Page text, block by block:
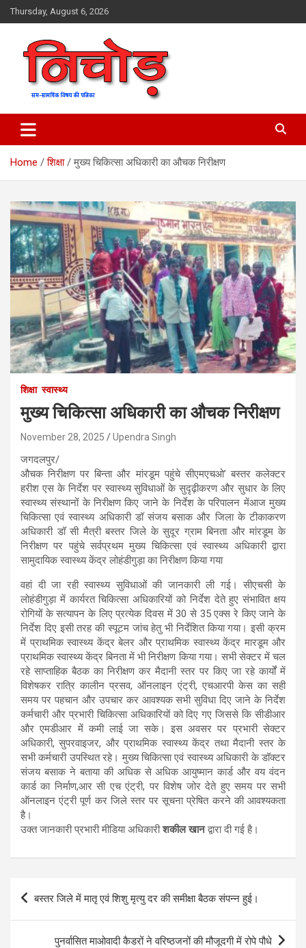
Skip
to
Thursday, August 6, 2026
Nichod
Home शिक्षा मुख्य चिकित्सा अधिकारी का औचक निरीक्षण
शिक्षा स्वास्थ्य
मुख्य चिकित्सा अधिकारी का औचक निरीक्षण
November 28, 2025 Upendra Singh
जगदलपुर/
औचक निरीक्षण पर बिन्ता और मांरडूम पहुंचे सीएमएचओ’ बस्तर कलेक्टर
हरीश एस के निर्देश पर स्वास्थ्य सुविधाओं के सुदृढ़ीकरण और सुधार के लिए
स्वास्थ्य संस्थानों के निरीक्षण किए जाने के निर्देश के परिपालन मेंआज मुख्य
चिकित्सा एवं स्वास्थ्य अधिकारी डॉ संजय बसाक और जिला के टीकाकरण
अधिकारी डॉ सी मैत्री बस्तर जिले के सुदूर ग्राम बिनता और मांरडूम के
निरीक्षण पर पहुंचे सर्वप्रथम मुख्य चिकित्सा एवं स्वास्थ्य अधिकारी द्वारा
सामुदायिक स्वास्थ्य केंद्र लोहंडीगुड़ा का निरीक्षण किया गया
वहां दी जा रही स्वास्थ्य सुविधाओं की जानकारी ली गई। सीएचसी के
लोहंडीगुड़ा में कार्यरत चिकित्सा अधिकारियों को निर्देश देते हुए संभावित क्षय
रोगियों के सत्यापन के लिए प्रत्येक दिवस में 30 से 35 एक्स रे किए जाने के
निर्देश दिए इसी तरह की स्पूटम जांच हेतु भी निर्देशित किया गया। इसी क्रम
में प्राथमिक स्वास्थ्य केंद्र बेलर और प्राथमिक स्वास्थ्य केंद्र मारडूम और
प्राथमिक स्वास्थ्य केंद्र बिनता में भी निरीक्षण किया गया। सभी सेक्टर में चल
रहे साप्ताहिक बैठक का निरीक्षण कर मैदानी स्तर पर किए जा रहे कार्यों में
विशेषकर रात्रि कालीन प्रसव, ऑनलाइन एंट्री, एचआरपी केस का सही
समय पर पहचान और उपचार कर आवश्यक सभी सुविधा दिए जाने के निर्देश
कर्मचारी और प्रभारी चिकित्सा अधिकारियों को दिए गए जिससे कि सीडीआर
और एमडीआर में कमी लाई जा सके। इस अवसर पर प्रभारी सेक्टर
अधिकारी, सुपरवाइजर, और प्राथमिक स्वास्थ्य केंद्र तथा मैदानी स्तर के
सभी कर्मचारी उपस्थित रहे। मुख्य चिकित्सा एवं स्वास्थ्य अधिकारी के डॉक्टर
संजय बसाक ने बताया की अधिक से अधिक आयुष्मान कार्ड और वय वंदन
कार्ड का निर्माण,आर सी एच एंट्री, पर विशेष जोर देते हुए समय पर सभी
ऑनलाइन एंट्री पूर्ण कर जिले स्तर पर सूचना प्रेषित करने की आवश्यकता
है।
उक्त जानकारी प्रभारी मीडिया अधिकारीशकील खानद्वारा दी गई है।
Post
बस्तर जिले में मातृ एवं शिशु मृत्यु दर की समीक्षा बैठक संपन्न हुई।
पुनर्वासित माओवादी कैडरों ने वरिष्ठजनों की मौजूदगी में रोपे पौधे